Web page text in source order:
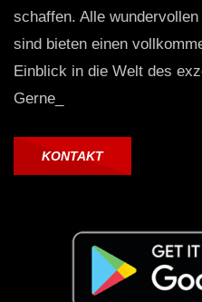
schaffen. Alle
sind bieten einen
Einblick in die Welt des
Gerne_
KONTAKT